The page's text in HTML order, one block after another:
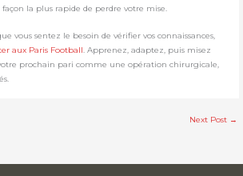
façon la plus rapide de perdre votre mise.
vous sentez le besoin de vérifier vos connaissances,
aux Paris Football. Apprenez, adaptez, puis misez
prochain pari comme une opération chirurgicale,
Next Post →